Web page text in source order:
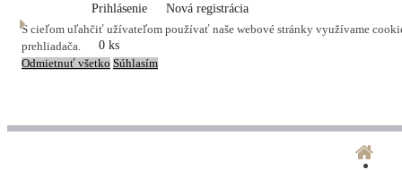
S cieľom uľahčiť užívateľom používať naše webové stránky využívame
prehliadača.
Odmietnuť všetko Súhlasím
Prihlásenie Nová registrácia
0 ks